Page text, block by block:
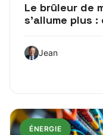
Le brûleur de
s’allume plus
Jean
ÉNERGIE